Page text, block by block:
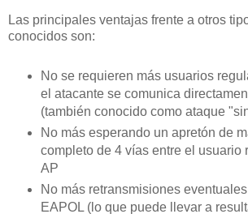
Las principales ventajas frente a otros
conocidos son:
No se requieren más usuarios
el atacante se comunica
(también conocido como ataque
No más esperando un apretón de
completo de 4 vías entre el usuario
AP
No más retransmisiones
EAPOL (lo que puede llevar a